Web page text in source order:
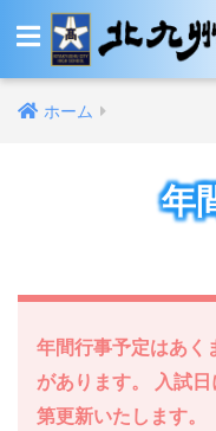
ホーム
年
年間行事予定はあく
があります。 入試
第更新いたします。